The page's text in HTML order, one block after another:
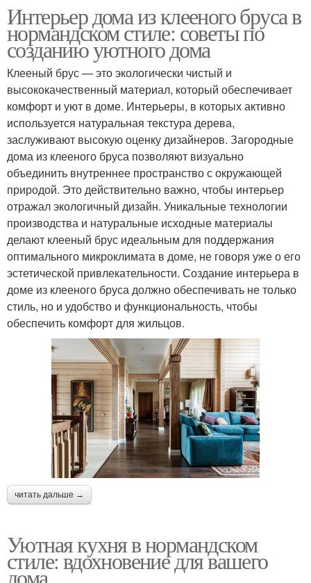
Интерьер дома из клееного бруса в
нормандском стиле: советы по
созданию уютного дома
Клееный брус — это экологически чистый и
высококачественный материал, который обеспечивает
комфорт и уют в доме. Интерьеры, в которых активно
используется натуральная текстура дерева,
заслуживают высокую оценку дизайнеров. Загородные
дома из клееного бруса позволяют визуально
объединить внутреннее пространство с окружающей
природой. Это действительно важно, чтобы интерьер
отражал экологичный дизайн. Уникальные технологии
производства и натуральные исходные материалы
делают клееный брус идеальным для поддержания
оптимального микроклимата в доме, не говоря уже о его
эстетической привлекательности. Создание интерьера в
доме из клееного бруса должно обеспечивать не только
стиль, но и удобство и функциональность, чтобы
обеспечить комфорт для жильцов.
читать дальше →
Уютная кухня в нормандском
стиле: вдохновение для вашего
дома